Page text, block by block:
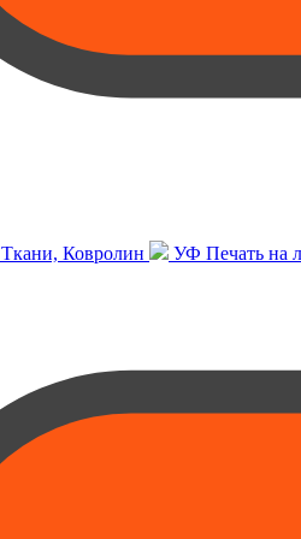
Ткани, Ковролин УФ Печать на